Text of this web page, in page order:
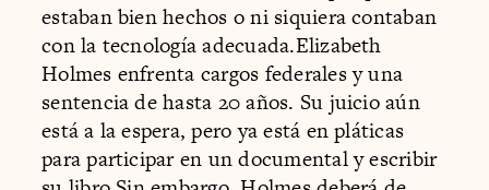
estaban bien hechos o ni siquiera contaban
con la tecnología adecuada.Elizabeth
Holmes enfrenta cargos federales y una
sentencia de hasta 20 años. Su juicio aún
está a la espera, pero ya está en pláticas
para participar en un documental y escribir